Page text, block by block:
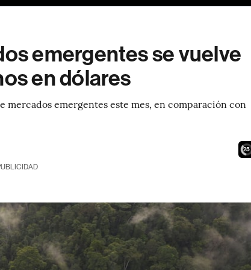
emergentes se vuelve
en dólares
mercados emergentes este mes, en comparación con
24